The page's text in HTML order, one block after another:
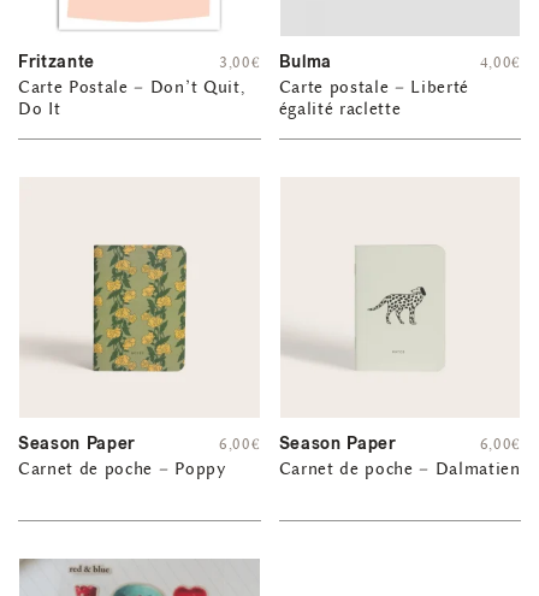
Fritzante
Carte Postale – Don’t Quit,
Do It
3,00€ Bulma
Carte postale – Liberté
égalité raclette
4,00€
Season Paper
Carnet de poche – Poppy
6,00€ Season Paper
Carnet de poche – Dalmatien
6,00€